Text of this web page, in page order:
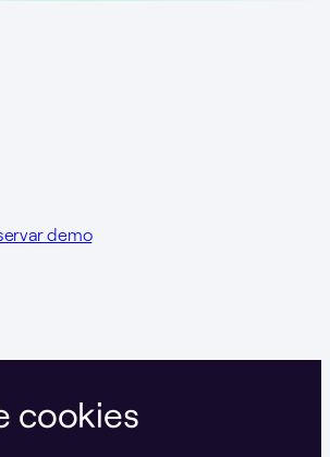
demo
cookies